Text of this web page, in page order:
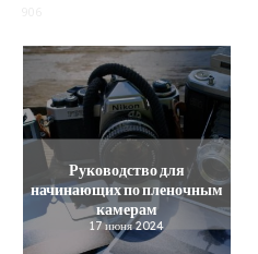
Руководство для
начинающих по пленочным
камерам
17 июня 2024